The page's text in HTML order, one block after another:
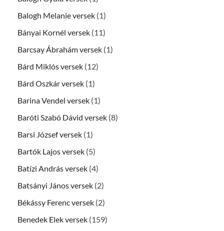
Balogh Melanie versek (1)
Bányai Kornél versek (11)
Barcsay Ábrahám versek (1)
Bárd Miklós versek (12)
Bárd Oszkár versek (1)
Barina Vendel versek (1)
Baróti Szabó Dávid versek (8)
Barsi József versek (1)
Bartók Lajos versek (5)
Batízi András versek (4)
Batsányi János versek (2)
Békássy Ferenc versek (2)
Benedek Elek versek (159)